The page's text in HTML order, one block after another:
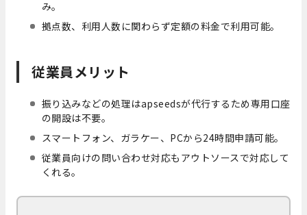
み。
拠点数、利用人数に関わらず定額の料金で利用可能。
従業員メリット
振り込みなどの処理はapseedsが代行するため専用口座
の開設は不要。
スマートフォン、ガラケー、PCから24時間申請可能。
従業員向けの問い合わせ対応もアウトソースで対応して
くれる。